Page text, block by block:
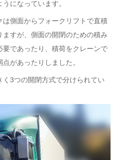
になっています。
は側面からフォークリフトで直積
すが、側面の開閉のための積み
要であったり、積荷をクレーンで
があったりしました。
3つの開閉方式で分けられてい